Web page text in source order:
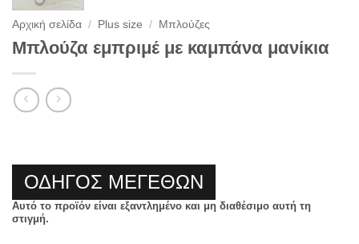
Αρχική σελίδα / Plus size / Μπλούζες
Μπλούζα εμπριμέ με καμπάνα μανίκια
ΟΔΗΓΟΣ ΜΕΓΕΘΩΝ
Αυτό το προϊόν είναι εξαντλημένο και μη διαθέσιμο αυτή τη
στιγμή.